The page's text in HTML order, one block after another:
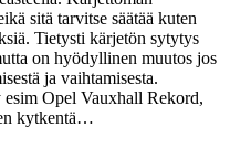
sitä tarvitse säätää kuten
Tietysti kärjetön sytytys
on hyödyllinen muutos jos
ja vaihtamisesta.
Opel Vauxhall Rekord,
kytkentä…